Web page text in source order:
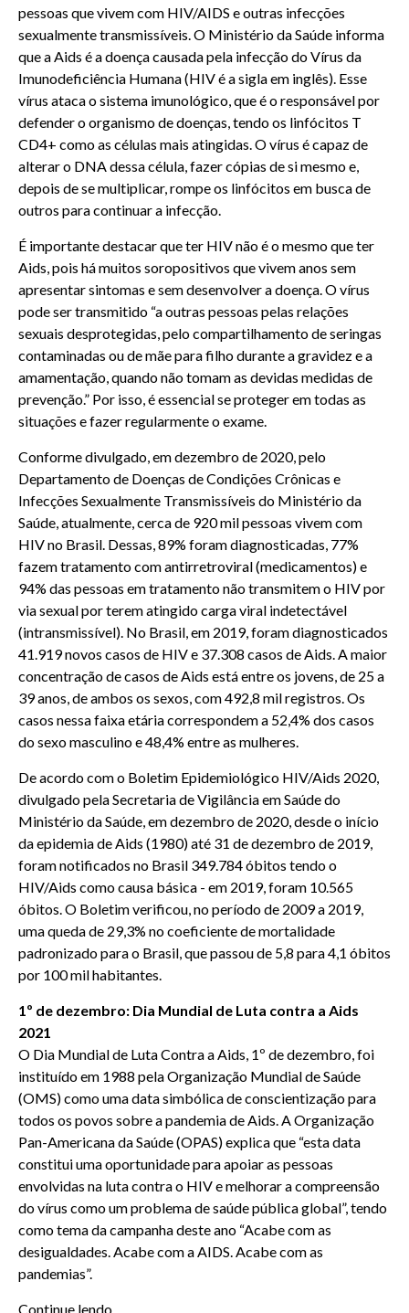
pessoas que vivem com HIV/AIDS e outras infecções
sexualmente transmissíveis. O Ministério da Saúde informa
que a Aids é a doença causada pela infecção do Vírus da
Imunodeficiência Humana (HIV é a sigla em inglês). Esse
vírus ataca o sistema imunológico, que é o responsável por
defender o organismo de doenças, tendo os linfócitos T
CD4+ como as células mais atingidas. O vírus é capaz de
alterar o DNA dessa célula, fazer cópias de si mesmo e,
depois de se multiplicar, rompe os linfócitos em busca de
outros para continuar a infecção.
É importante destacar que ter HIV não é o mesmo que ter
Aids, pois há muitos soropositivos que vivem anos sem
apresentar sintomas e sem desenvolver a doença. O vírus
pode ser transmitido “a outras pessoas pelas relações
sexuais desprotegidas, pelo compartilhamento de seringas
contaminadas ou de mãe para filho durante a gravidez e a
amamentação, quando não tomam as devidas medidas de
prevenção.” Por isso, é essencial se proteger em todas as
situações e fazer regularmente o exame.
Conforme divulgado, em dezembro de 2020, pelo
Departamento de Doenças de Condições Crônicas e
Infecções Sexualmente Transmissíveis do Ministério da
Saúde, atualmente, cerca de 920 mil pessoas vivem com
HIV no Brasil. Dessas, 89% foram diagnosticadas, 77%
fazem tratamento com antirretroviral (medicamentos) e
94% das pessoas em tratamento não transmitem o HIV por
via sexual por terem atingido carga viral indetectável
(intransmissível). No Brasil, em 2019, foram diagnosticados
41.919 novos casos de HIV e 37.308 casos de Aids. A maior
concentração de casos de Aids está entre os jovens, de 25 a
39 anos, de ambos os sexos, com 492,8 mil registros. Os
casos nessa faixa etária correspondem a 52,4% dos casos
do sexo masculino e 48,4% entre as mulheres.
De acordo com o Boletim Epidemiológico HIV/Aids 2020,
divulgado pela Secretaria de Vigilância em Saúde do
Ministério da Saúde, em dezembro de 2020, desde o início
da epidemia de Aids (1980) até 31 de dezembro de 2019,
foram notificados no Brasil 349.784 óbitos tendo o
HIV/Aids como causa básica - em 2019, foram 10.565
óbitos. O Boletim verificou, no período de 2009 a 2019,
uma queda de 29,3% no coeficiente de mortalidade
padronizado para o Brasil, que passou de 5,8 para 4,1 óbitos
por 100 mil habitantes.
1º de dezembro: Dia Mundial de Luta contra a Aids
2021
O Dia Mundial de Luta Contra a Aids, 1º de dezembro, foi
instituído em 1988 pela Organização Mundial de Saúde
(OMS) como uma data simbólica de conscientização para
todos os povos sobre a pandemia de Aids. A Organização
Pan-Americana da Saúde (OPAS) explica que “esta data
constitui uma oportunidade para apoiar as pessoas
envolvidas na luta contra o HIV e melhorar a compreensão
do vírus como um problema de saúde pública global”, tendo
como tema da campanha deste ano “Acabe com as
desigualdades. Acabe com a AIDS. Acabe com as
pandemias”.
Continue lendo